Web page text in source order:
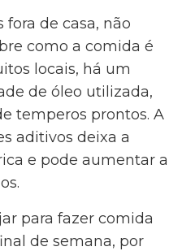
de casa, não
como a comida é
locais, há um
de óleo utilizada,
temperos prontos. A
aditivos deixa a
e pode aumentar a
para fazer comida
de semana, por